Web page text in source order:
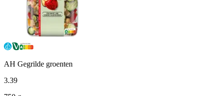
AH Gegrilde groenten
3.39